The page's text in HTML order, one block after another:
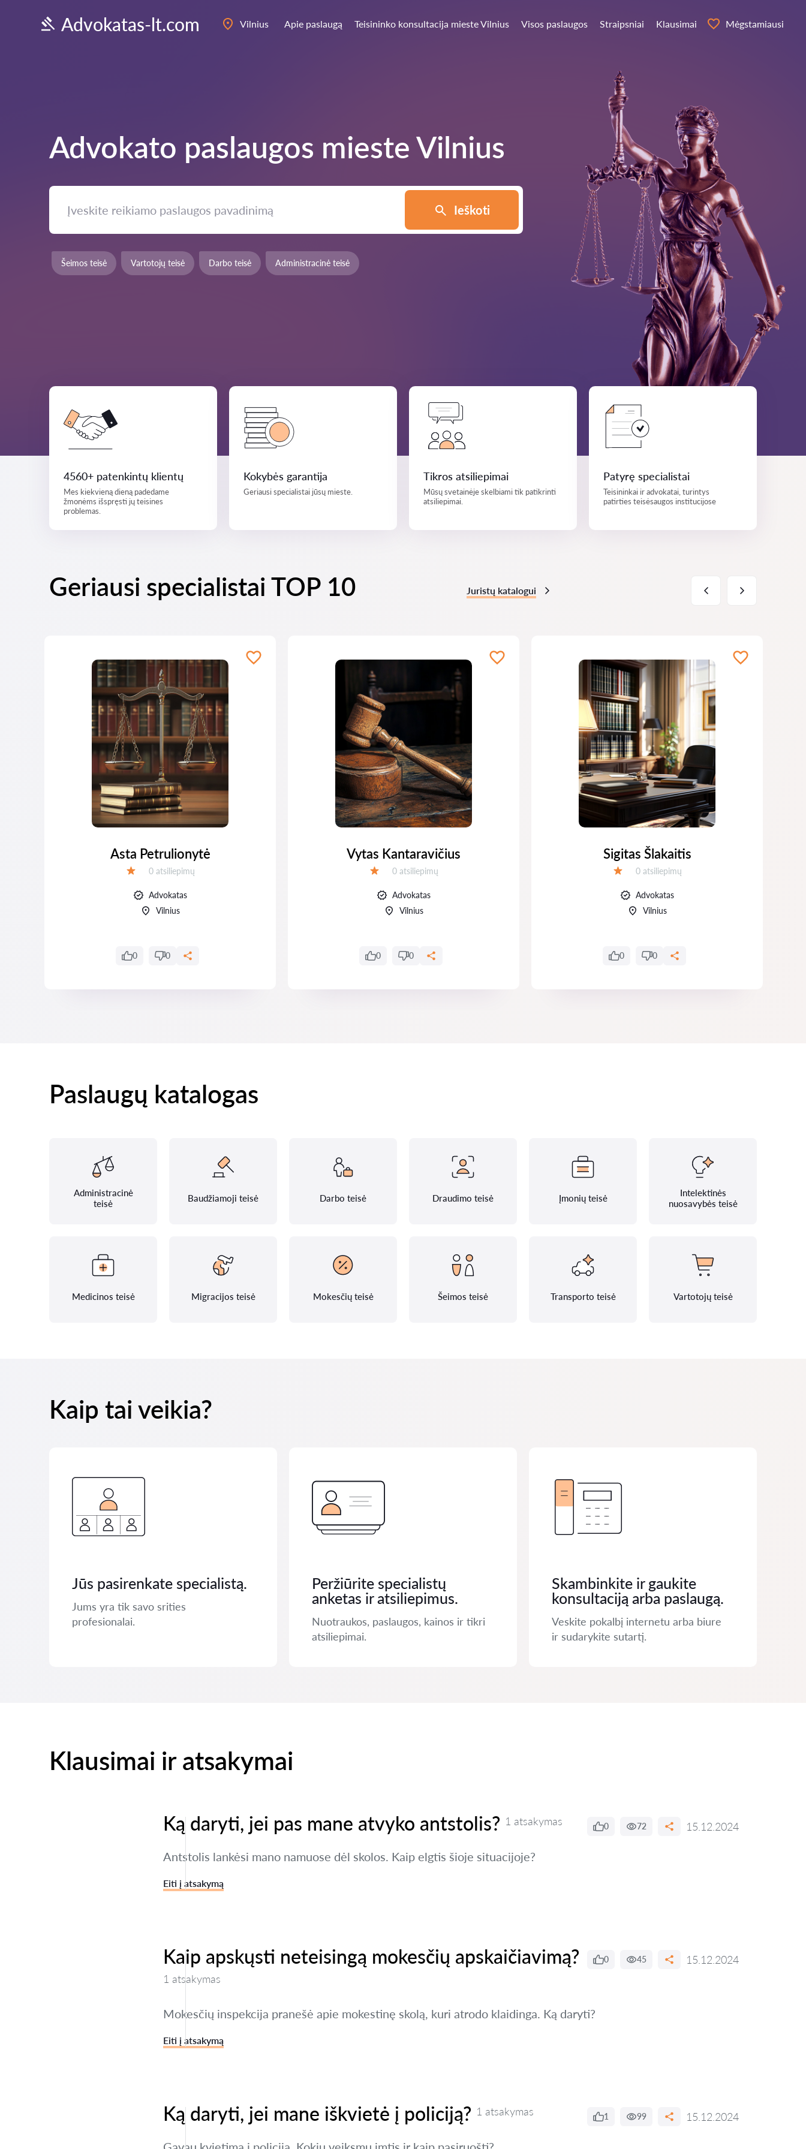
Advokatas-lt.com Vilnius Apie paslaugą Teisininko konsultacija mieste Vilnius Visos paslaugos Straipsniai Klausimai Mėgstamiausi
Advokato paslaugos mieste Vilnius
Ieškoti
Šeimos teisė Vartotojų teisė Darbo teisė Administracinė teisė
4560+ patenkintų klientų
Mes kiekvieną dieną padedame
žmonėms išspręsti jų teisines
problemas.
Kokybės garantija
Geriausi specialistai jūsų mieste.
Tikros atsiliepimai
Mūsų svetainėje skelbiami tik patikrinti
atsiliepimai.
Patyrę specialistai
Teisininkai ir advokatai, turintys
patirties teisėsaugos institucijose
Geriausi specialistai TOP 10 Juristų katalogui
Asta Petrulionytė
Atsiliepimų:
0 atsiliepimų
Advokatas
Vilnius
0 0
Vytas Kantaravičius
Atsiliepimų:
0 atsiliepimų
Advokatas
Vilnius
0 0
Sigitas Šlakaitis
Atsiliepimų:
0 atsiliepimų
Advokatas
Vilnius
0 0
Paslaugų katalogas
Administracinė
teisė
Baudžiamoji teisė Darbo teisė Draudimo teisė Įmonių teisė
Intelektinės
nuosavybės teisė
Medicinos teisė Migracijos teisė Mokesčių teisė Šeimos teisė Transporto teisė Vartotojų teisė
Kaip tai veikia?
Jūs pasirenkate specialistą.
Jums yra tik savo srities
profesionalai.
Peržiūrite specialistų
anketas ir atsiliepimus.
Nuotraukos, paslaugos, kainos ir tikri
atsiliepimai.
Skambinkite ir gaukite
konsultaciją arba paslaugą.
Veskite pokalbį internetu arba biure
ir sudarykite sutartį.
Klausimai ir atsakymai
Ką daryti, jei pas mane atvyko antstolis? 1 atsakymas 0 72 15.12.2024
Antstolis lankėsi mano namuose dėl skolos. Kaip elgtis šioje situacijoje?
Eiti į atsakymą
Kaip apskųsti neteisingą mokesčių apskaičiavimą?
1 atsakymas
0 45 15.12.2024
Mokesčių inspekcija pranešė apie mokestinę skolą, kuri atrodo klaidinga. Ką daryti?
Eiti į atsakymą
Ką daryti, jei mane iškvietė į policiją? 1 atsakymas 1 99 15.12.2024